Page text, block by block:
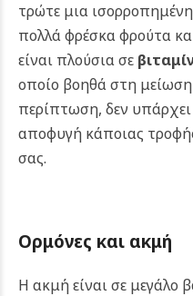
τρώτε μια
πολλά φρέσκα φρούτα
είναι πλούσια σε
οποίο βοηθά στη
περίπτωση, δεν
αποφυγή κάποιας
σας.
Ορμόνες και ακμή
Η ακμή είναι σε μεγάλο